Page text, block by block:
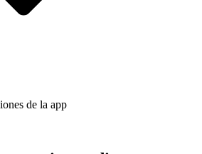
de la app